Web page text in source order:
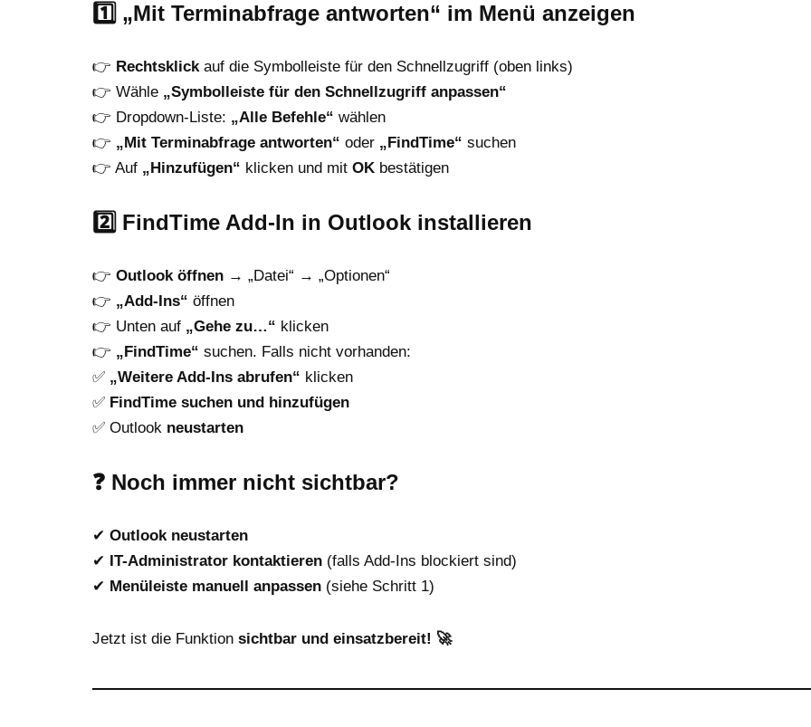
1️⃣ „Mit Terminabfrage antworten“ im Menü anzeigen
👉 Rechtsklickauf die Symbolleiste für den Schnellzugriff (oben links)
👉 Wähle „Symbolleiste für den Schnellzugriff anpassen“
👉 Dropdown-Liste: „Alle Befehle“ wählen
👉 „Mit Terminabfrage antworten“ oder „FindTime“ suchen
👉 Auf „Hinzufügen“ klicken und mit OK bestätigen
2️⃣ FindTime Add-In in Outlook installieren
👉 Outlook öffnen → „Datei“ → „Optionen“
👉 „Add-Ins“ öffnen
👉 Unten auf „Gehe zu…“ klicken
👉 „FindTime“ suchen. Falls nicht vorhanden:
✅ „Weitere Add-Ins abrufen“ klicken
✅ FindTime suchen und hinzufügen
✅ Outlook neustarten
❓ Noch immer nicht sichtbar?
✔ Outlook neustarten
✔ IT-Administrator kontaktieren (falls Add-Ins blockiert sind)
✔ Menüleiste manuell anpassen (siehe Schritt 1)
Jetzt ist die Funktion sichtbar und einsatzbereit! 🚀